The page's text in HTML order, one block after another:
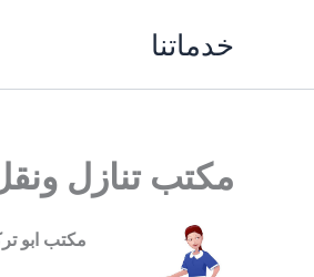
خدماتنا
مكتب تنازل ونقل
مكتب ابو